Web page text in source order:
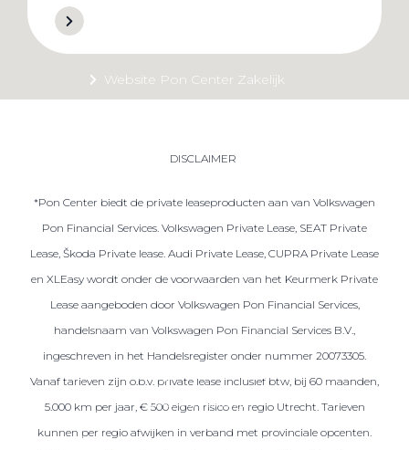
Website Pon Center Zakelijk
Berijdersinfo
Zakelijke Lease acties
Profiteer van zakelijk
voordeel
DISCLAIMER
*Pon Center biedt de private leaseproducten aan van Volkswagen
Pon Financial Services. Volkswagen Private Lease, SEAT Private
Lease, Škoda Private lease. Audi Private Lease, CUPRA Private Lease
en XLEasy wordt onder de voorwaarden van het Keurmerk Private
Lease aangeboden door Volkswagen Pon Financial Services,
handelsnaam van Volkswagen Pon Financial Services B.V.,
ingeschreven in het Handelsregister onder nummer 20073305.
Vanaf tarieven zijn o.b.v. private lease inclusief btw, bij 60 maanden,
5.000 km per jaar, € 500 eigen risico en regio Utrecht. Tarieven
kunnen per regio afwijken in verband met provinciale opcenten.